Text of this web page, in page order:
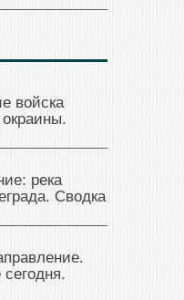
войска
река
Сводка